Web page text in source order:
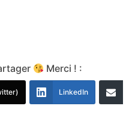
Merci ! :
LinkedIn